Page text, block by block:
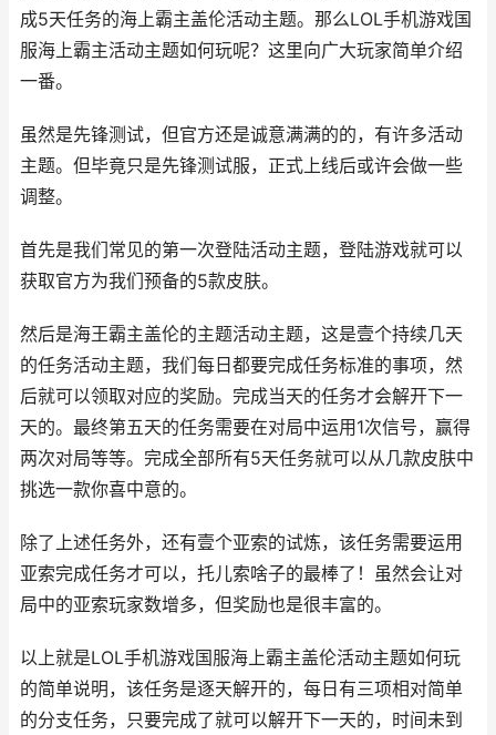
成5天任务的海上霸主盖伦活动主题。那么LOL手机游戏国
服海上霸主活动主题如何玩呢？这里向广大玩家简单介绍
一番。
虽然是先锋测试，但官方还是诚意满满的的，有许多活动
主题。但毕竟只是先锋测试服，正式上线后或许会做一些
调整。
首先是我们常见的第一次登陆活动主题，登陆游戏就可以
获取官方为我们预备的5款皮肤。
然后是海王霸主盖伦的主题活动主题，这是壹个持续几天
的任务活动主题，我们每日都要完成任务标准的事项，然
后就可以领取对应的奖励。完成当天的任务才会解开下一
天的。最终第五天的任务需要在对局中运用1次信号，赢得
两次对局等等。完成全部所有5天任务就可以从几款皮肤中
挑选一款你喜中意的。
除了上述任务外，还有壹个亚索的试炼，该任务需要运用
亚索完成任务才可以，托儿索啥子的最棒了！虽然会让对
局中的亚索玩家数增多，但奖励也是很丰富的。
以上就是LOL手机游戏国服海上霸主盖伦活动主题如何玩
的简单说明，该任务是逐天解开的，每日有三项相对简单
的分支任务，只要完成了就可以解开下一天的，时间未到